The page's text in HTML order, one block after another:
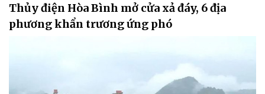
Thủy điện Hòa Bình mở cửa xả đáy, 6 địa
phương khẩn trương ứng phó